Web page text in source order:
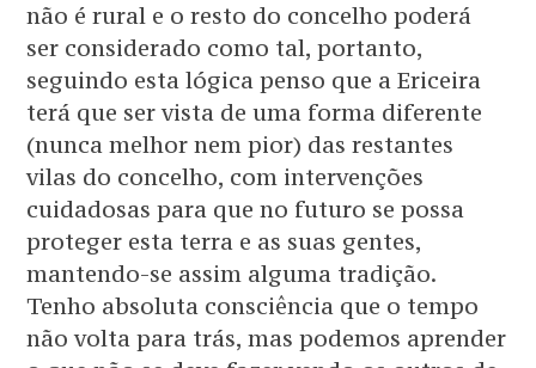
não é rural e o resto do concelho poderá
ser considerado como tal, portanto,
seguindo esta lógica penso que a Ericeira
terá que ser vista de uma forma diferente
(nunca melhor nem pior) das restantes
vilas do concelho, com intervenções
cuidadosas para que no futuro se possa
proteger esta terra e as suas gentes,
mantendo-se assim alguma tradição.
Tenho absoluta consciência que o tempo
não volta para trás, mas podemos aprender